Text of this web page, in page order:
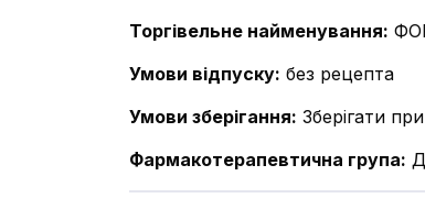
Торгівельне найменування:
Умови відпуску: без рецепта
Умови зберігання: Зберігати
Фармакотерапевтична група: